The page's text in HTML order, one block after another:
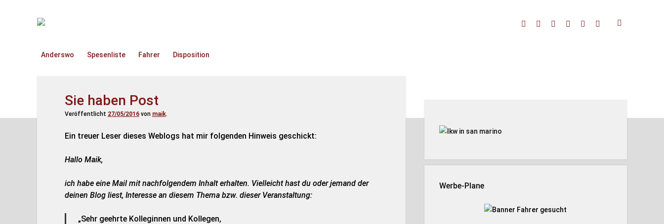
TruckOnline.de facebookthreadslinkedinyoutube
rss amazon
Anderswo Spesenliste Fahrer Disposition
Sie haben Post
Veröffentlicht 27/05/2016von maik.
Ein treuer Leser dieses Weblogs hat mir folgenden Hinweis geschickt:
Hallo Maik,
ich habe eine Mail mit nachfolgendem Inhalt erhalten. Vielleicht hast du oder jemand der
deinen Blog liest, Interesse an diesem Thema bzw. dieser Veranstaltung:
„Sehr geehrte Kolleginnen und Kollegen,
Werbe-Plane